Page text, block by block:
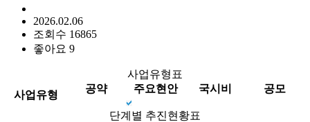
2026.02.06
조회수 16865
좋아요 9
사업유형표
사업유형
공약 주요현안 국시비 공모
단계별 추진현황표